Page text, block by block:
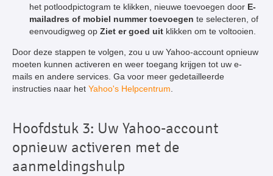
het potloodpictogram te klikken, nieuwe toevoegen door E-
mailadres of mobiel nummer toevoegen te selecteren, of
eenvoudigweg op Ziet er goed uitklikken om te voltooien.
Door deze stappen te volgen, zou u uw Yahoo-account opnieuw
moeten kunnen activeren en weer toegang krijgen tot uw e-
mails en andere services. Ga voor meer gedetailleerde
instructies naar het Yahoo's Helpcentrum
Hoofdstuk 3: Uw Yahoo-account
opnieuw activeren met de
aanmeldingshulp